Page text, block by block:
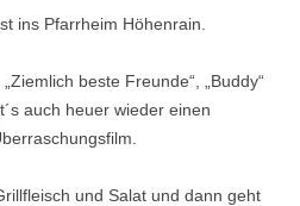
ins Pfarrheim Höhenrain.
beste Freunde“, „Buddy“
auch heuer wieder einen
und Salat und dann geht